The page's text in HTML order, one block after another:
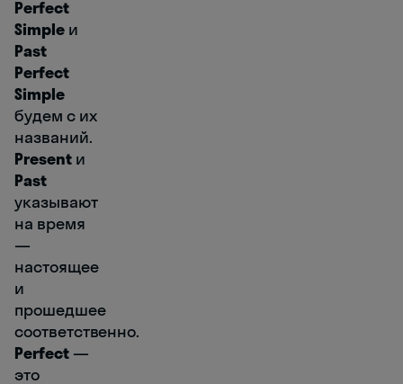
Perfect
Simpleи
Past
Perfect
Simple
будем с их
названий.
Presentи
Past
указывают
на время
―
настоящее
и
прошедшее
соответственно.
Perfect―
это